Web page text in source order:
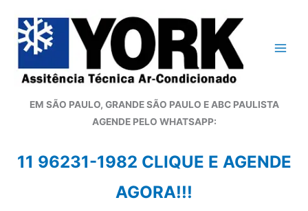
para
conteúdo
EM SÃO PAULO, GRANDE SÃO PAULO E ABC PAULISTA
AGENDE PELO WHATSAPP:
11 96231-1982 CLIQUE E AGENDE
AGORA!!!